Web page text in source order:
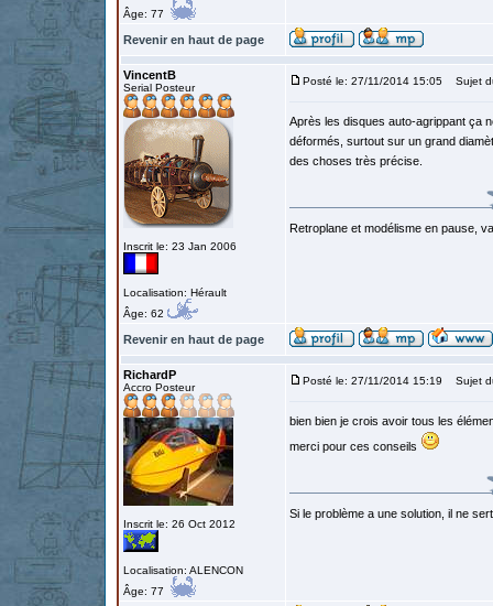
Âge: 77
Revenir en haut de page
VincentB
Serial Posteur
Inscrit le: 23 Jan 2006
Localisation: Hérault
Âge: 62
Posté le: 27/11/2014 15:05 Sujet
Après les disques auto-agrippant ça
déformés, surtout sur un grand
des choses très précise.
Retroplane et modélisme en pause,
Revenir en haut de page
RichardP
Accro Posteur
Inscrit le: 26 Oct 2012
Localisation: ALENCON
Âge: 77
Posté le: 27/11/2014 15:19 Sujet
bien bien je crois avoir tous les
merci pour ces conseils
Si le problème a une solution, il ne